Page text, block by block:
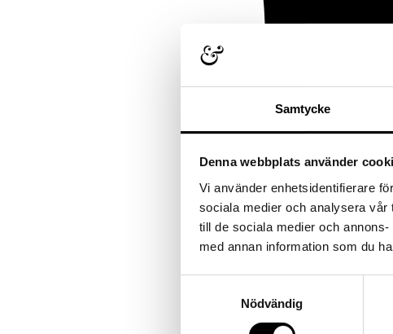
Samtycke
Denna webbplats använder
Vi använder enhetsidentifierare
sociala medier och analysera vår
till de sociala medier och
med annan information som du
Nödvändig